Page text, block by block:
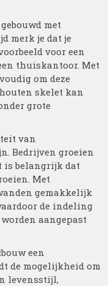
met
merk je dat je
voor een
thuiskantoor. Met
om deze
skelet kan
grote
van
Bedrijven groeien
is belangrijk dat
Met
gemakkelijk
de indeling
aangepast
een
de mogelijkheid om
levensstijl,